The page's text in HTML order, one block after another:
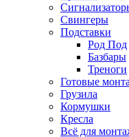
Свингеры
Подставки
Род Под
Базбары
Треноги
Готовые
Грузила
Кормушки
Кресла
Всё для